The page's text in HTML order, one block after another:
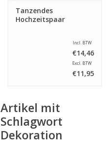
Tanzendes
Hochzeitspaar
Incl. BTW
€14,46
Excl. BTW
€11,95
Artikel mit
Schlagwort
Dekoration